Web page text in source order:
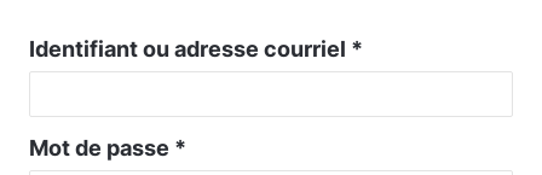
Identifiant ou adresse courriel *
Mot de passe *